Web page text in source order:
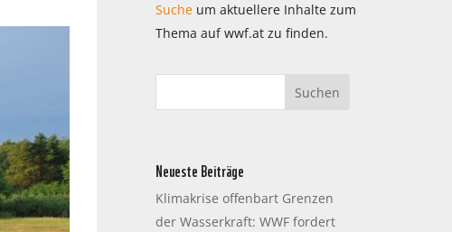
Sucheum aktuellere Inhalte zum
Thema auf wwf.at zu finden.
Neueste Beiträge
Klimakrise offenbart Grenzen
der Wasserkraft: WWF fordert